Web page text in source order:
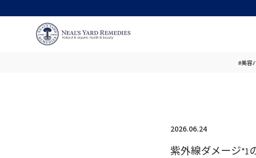
#美容
2026.06.24
紫外線ダメージ*1